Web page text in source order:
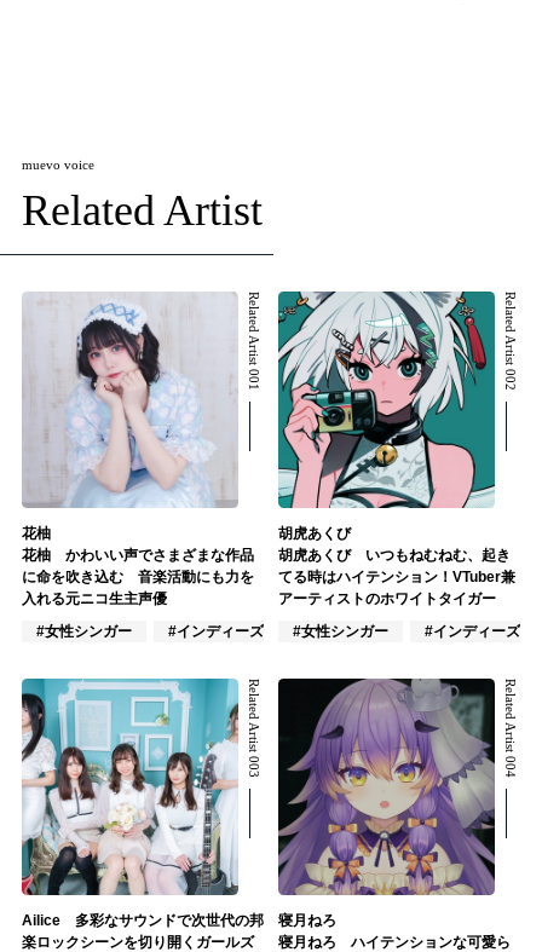
muevo voice
Related Artist
Related Artist 001
花柚
花柚 かわいい声でさまざまな作品
に命を吹き込む 音楽活動にも力を
入れる元ニコ生主声優
#女性シンガー
#インディーズ #女性アイドル
Related Artist 002
胡虎あくび
胡虎あくび いつもねむねむ、起き
てる時はハイテンション！VTuber兼
アーティストのホワイトタイガー
#女性シンガー
#インディーズ
Related Artist 003
Ailice 多彩なサウンドで次世代の邦
楽ロックシーンを切り開くガールズ
Related Artist 004
寝月ねろ
寝月ねろ ハイテンションな可愛ら